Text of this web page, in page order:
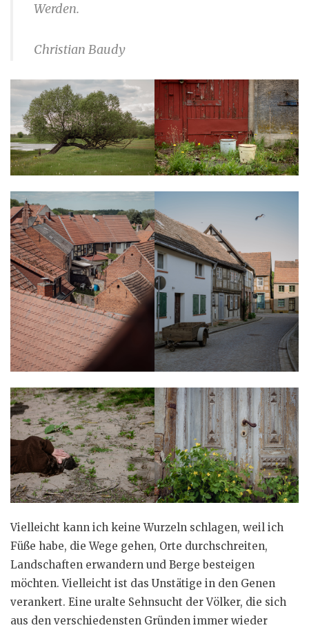
Werden.
Christian Baudy
Vielleicht kann ich keine Wurzeln schlagen, weil ich
Füße habe, die Wege gehen, Orte durchschreiten,
Landschaften erwandern und Berge besteigen
möchten. Vielleicht ist das Unstätige in den Genen
verankert. Eine uralte Sehnsucht der Völker, die sich
aus den verschiedensten Gründen immer wieder